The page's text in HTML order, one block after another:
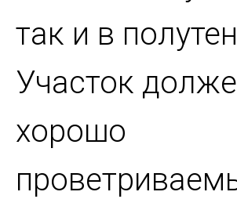
так и в
Участок
хорошо